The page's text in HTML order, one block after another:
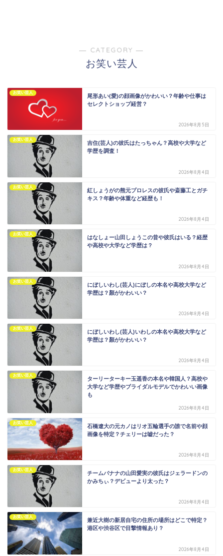
― CATEGORY ―
お笑い芸人
お笑い芸人
尾形あい(愛)の顔画像がかわいい？年齢や仕事は
セレクトショップ経営？
2026年8月5日
お笑い芸人
吉住(芸人)の彼氏はたっちゃん？高校や大学など
学歴を調査！
2026年8月4日
お笑い芸人
紅しょうがの熊元プロレスの彼氏や斎藤工とガチ
キス？年齢や体重など経歴も！
2026年8月4日
お笑い芸人
はなしょー山田しょうこの昔や彼氏はいる？経歴
や高校や大学など学歴は？
2026年8月4日
お笑い芸人
にぼしいわし(芸人)にぼしの本名や高校大学など
学歴は？顏がかわいい？
2026年8月4日
お笑い芸人
にぼしいわし(芸人)いわしの本名や高校大学など
学歴は？顏がかわいい？
2026年8月4日
お笑い芸人
ターリーターキー玉遥香の本名や韓国人？高校や
大学など学歴やブライダルモデルでかわいい画像
も
2026年8月4日
お笑い芸人
石橋遼大の元カノはリオ五輪選手の誰で名前や顔
画像を特定？チェリーは嘘だった？
2026年8月4日
お笑い芸人
チームバナナの山田愛実の彼氏はジェラードンの
かみちぃ？デビューより太った？
2026年8月4日
お笑い芸人
兼近大樹の新居自宅の住所の場所はどこで特定？
港区や渋谷区で目撃情報あり？
2026年8月4日